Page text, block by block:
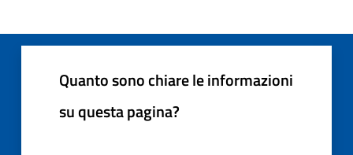
Quanto sono chiare le informazioni
su questa pagina?